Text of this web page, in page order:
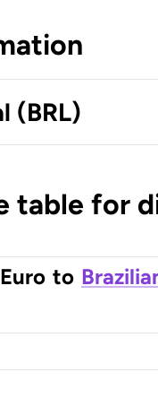
(BRL)
table for
Euro to